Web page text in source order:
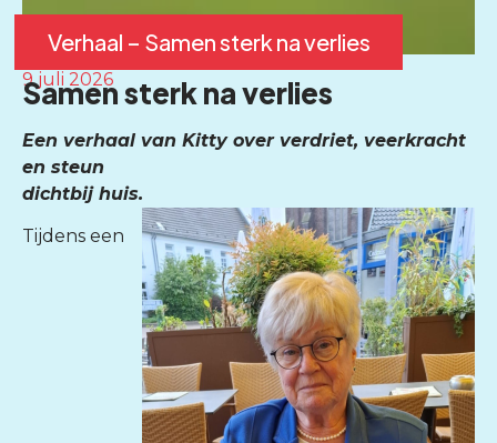
Verhaal – Samen sterk na verlies
9 juli 2026
Samen sterk na verlies
Een verhaal van Kitty over verdriet, veerkracht
en steun
dichtbij huis.
Tijdens een